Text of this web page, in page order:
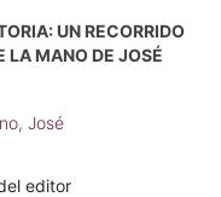
UN RECORRIDO
LA MANO DE JOSÉ
José
editor